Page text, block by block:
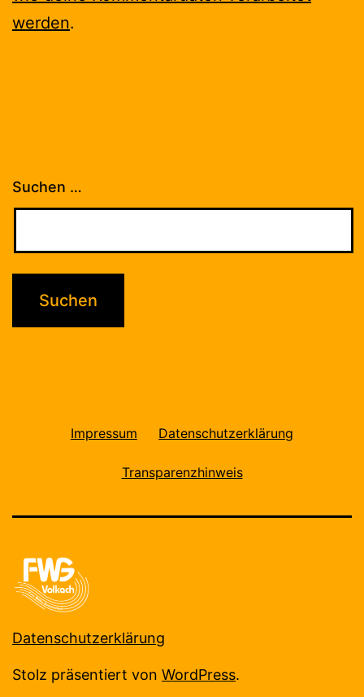
werden.
Suchen …
Impressum Datenschutzerklärung
Transparenzhinweis
Datenschutzerklärung
Stolz präsentiert von WordPress.